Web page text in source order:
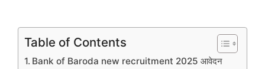
Table of Contents
Bank of Baroda new recruitment 2025 आवेदन